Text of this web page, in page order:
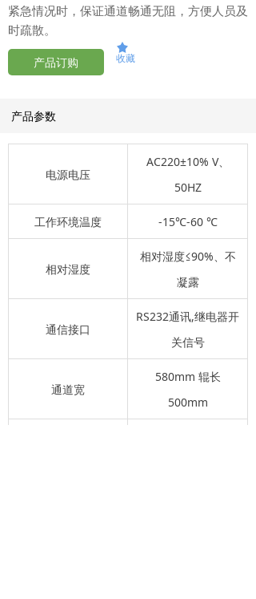
紧急情况时，保证通道畅通无阻，方便人员及
时疏散。
产品订购
产品参数
电源电压
AC220±10% V、
50HZ
工作环境温度 -15℃-60 ℃
相对湿度
相对湿度≤90%、不
凝露
通信接口
RS232通讯,继电器开
关信号
通道宽
580mm 辊长
500mm
끄
收藏